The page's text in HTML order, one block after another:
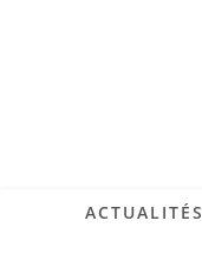
ACTUALITÉS